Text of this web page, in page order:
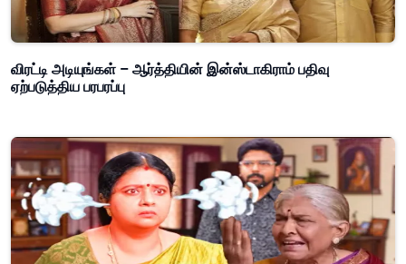
விரட்டி அடியுங்கள் – ஆர்த்தியின் இன்ஸ்டாகிராம் பதிவு
ஏற்படுத்திய பரபரப்பு